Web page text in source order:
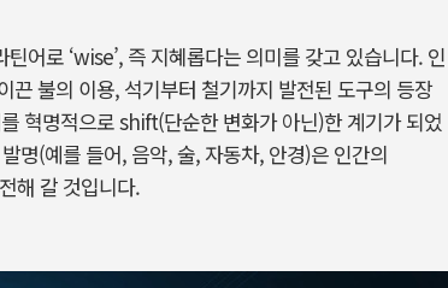
어로 ‘wise’, 즉 지혜롭다는 의미를 갖고 있습니다. 인
불의 이용, 석기부터 철기까지 발전된 도구의 등장
혁명적으로 shift(단순한 변화가 아닌)한 계기가 되었
명(예를 들어, 음악, 술, 자동차, 안경)은 인간의
해 갈 것입니다.